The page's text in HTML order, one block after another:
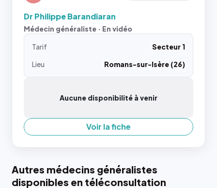
Dr Philippe Barandiaran
Médecin généraliste · En vidéo
Tarif
Secteur 1
Lieu
Romans-sur-Isère (26)
Aucune disponibilité à venir
Voir la fiche
Autres médecins généralistes
disponibles en téléconsultation